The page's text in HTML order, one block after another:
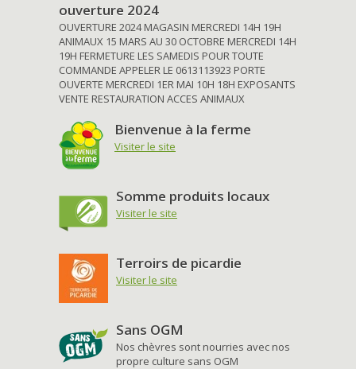
ouverture 2024
OUVERTURE 2024 MAGASIN MERCREDI 14H 19H
ANIMAUX 15 MARS AU 30 OCTOBRE MERCREDI 14H
19H FERMETURE LES SAMEDIS POUR TOUTE
COMMANDE APPELER LE 0613113923 PORTE
OUVERTE MERCREDI 1ER MAI 10H 18H EXPOSANTS
VENTE RESTAURATION ACCES ANIMAUX
Bienvenue à la ferme
Visiter le site
Somme produits locaux
Visiter le site
Terroirs de picardie
Visiter le site
Sans OGM
Nos chèvres sont nourries avec nos
propre culture sans OGM